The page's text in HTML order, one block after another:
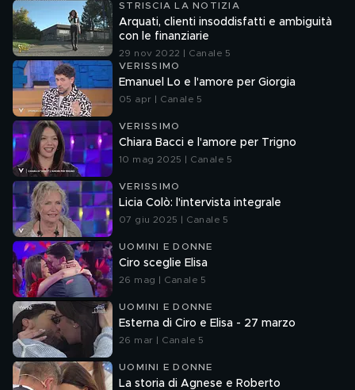
STRISCIA LA NOTIZIA
Arquati, clienti insoddisfatti e ambiguità
con le finanziarie
29 nov 2022 | Canale 5
VERISSIMO
Emanuel Lo e l'amore per Giorgia
05 apr | Canale 5
VERISSIMO
Chiara Bacci e l'amore per Trigno
10 mag 2025 | Canale 5
VERISSIMO
Licia Colò: l'intervista integrale
07 giu 2025 | Canale 5
UOMINI E DONNE
Ciro sceglie Elisa
26 mag | Canale 5
UOMINI E DONNE
Esterna di Ciro e Elisa - 27 marzo
26 mar | Canale 5
UOMINI E DONNE
La storia di Agnese e Roberto